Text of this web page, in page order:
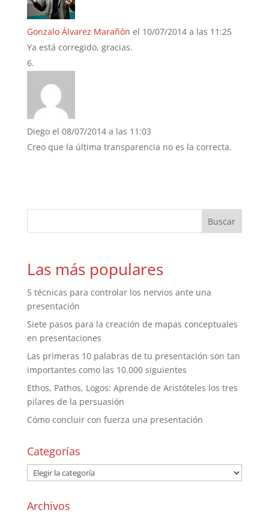
Gonzalo Álvarez Marañón el 10/07/2014 a las 11:25
Ya está corregido, gracias.
Diego el 08/07/2014 a las 11:03
Creo que la última transparencia no es la correcta.
Las más populares
5 técnicas para controlar los nervios ante una
presentación
Siete pasos para la creación de mapas conceptuales
en presentaciones
Las primeras 10 palabras de tu presentación son tan
importantes como las 10.000 siguientes
Ethos, Pathos, Logos: Aprende de Aristóteles los tres
pilares de la persuasión
Cómo concluir con fuerza una presentación
Categorías
Archivos